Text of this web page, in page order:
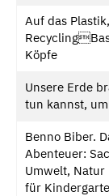
Auf das
Köpfe
Unsere Erde
tun kannst,
Benno Biber.
Abenteuer:
Umwelt, Natur
für